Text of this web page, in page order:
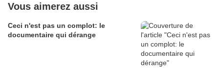
Vous aimerez aussi
Ceci n'est pas un complot: le
documentaire qui dérange